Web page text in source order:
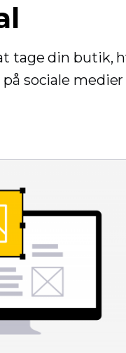
tage din butik,
sociale